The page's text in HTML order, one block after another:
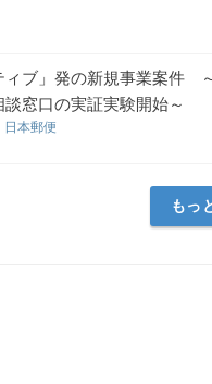
ィブ」発の新規事業案件
窓口の実証実験開始～
日本郵便
もっ